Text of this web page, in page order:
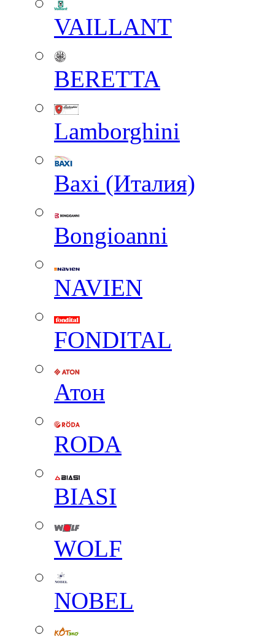
VAILLANT
BERETTA
Lamborghini
Baxi (Италия)
Вongioanni
NAVIEN
FONDITAL
Атон
RODA
BIASI
WOLF
NOBEL